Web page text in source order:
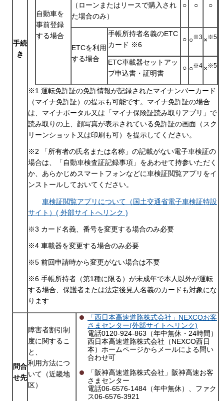
手続
き
自動車を
事前登録
する場合
（ローンまたはリースで購入され
た場合のみ）
○ ○ ○
ETCを利用
する場合
手帳所持者名義のETC
カード ※6
○ ○※3 ×※5
ETC車載器セットアッ
プ申込書・証明書
○ ○※4 ×※5
※1 運転免許証の免許情報が記録されたマイナンバーカード
（マイナ免許証）の提示も可能です。マイナ免許証の場合
は、マイナポータル又は「マイナ保険証読み取りアプリ」で
読み取りの上、顔写真が表示されている免許証の画面（スク
リーンショット又は印刷も可）を提示してください。
※2 「所有者の氏名または名称」の記載がない電子車検証の
場合は、「自動車検査証記録事項」をあわせて持参いただく
か、あらかじめスマートフォンなどに車検証閲覧アプリをイ
ンストールしておいてください。
車検証閲覧アプリについて（国土交通省電子車検証特設
サイト）( 外部サイトへリンク )
※3 カード名義、番号を変更する場合のみ必要
※4 車載器を変更する場合のみ必要
※5 前回申請時から変更がない場合は不要
※6 手帳所持者（第1種に限る）が未成年で本人以外が運転
する場合、保護者または法定後見人名義のカードも対象にな
ります
問合
せ先
障害者割引制
度に関するこ
と、
利用方法につ
いて（近畿地
区）
「西日本高速道路株式会社」NEXCOお客
さまセンター(外部サイトへリンク)
電話0120-924-863（年中無休・24時間）
西日本高速道路株式会社（NEXCO西日
本）ホームページからメールによる問い
合わせ可
「阪神高速道路株式会社」阪神高速お客
さまセンター
電話06-6576-1484（年中無休）、ファク
ス06-6576-3921